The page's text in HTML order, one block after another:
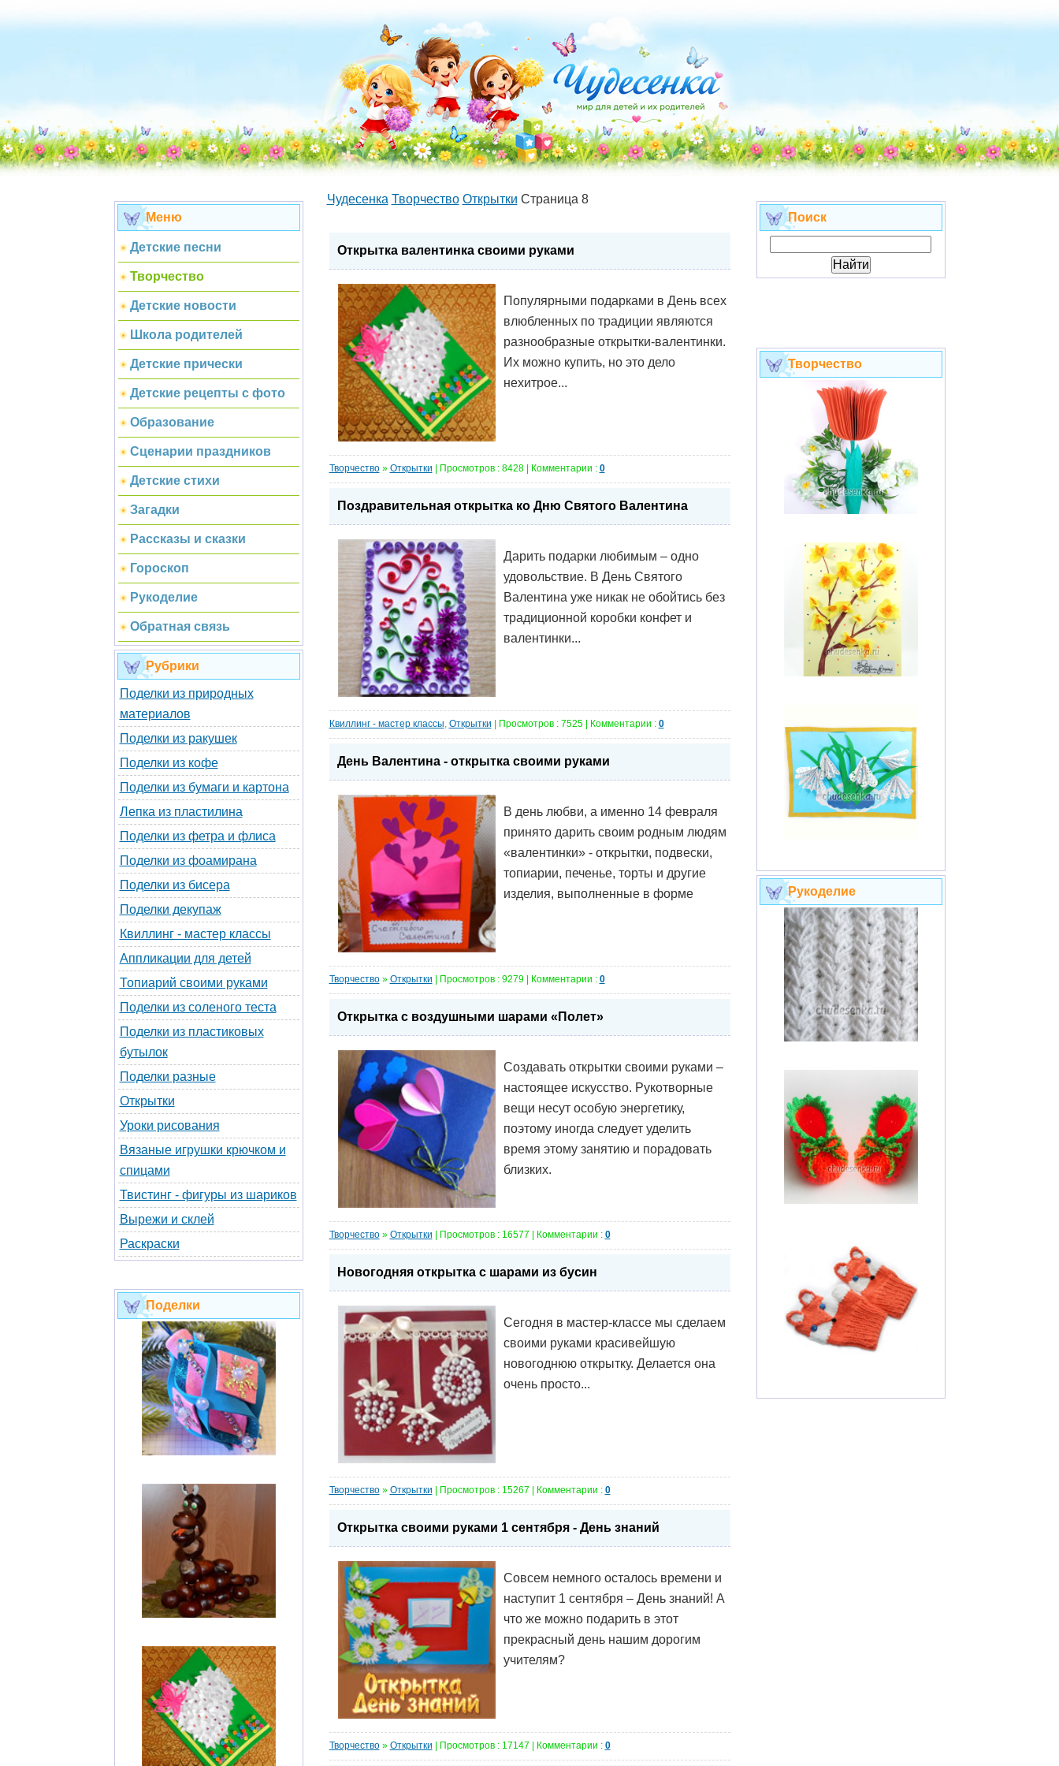
Меню
Детские песни
Творчество
Детские новости
Школа родителей
Детские прически
Детские рецепты с фото
Образование
Сценарии праздников
Детские стихи
Загадки
Рассказы и сказки
Гороскоп
Рукоделие
Обратная связь
Рубрики
Поделки из природных
материалов
Поделки из ракушек
Поделки из кофе
Поделки из бумаги и картона
Лепка из пластилина
Поделки из фетра и флиса
Поделки из фоамирана
Поделки из бисера
Поделки декупаж
Квиллинг - мастер классы
Аппликации для детей
Топиарий своими руками
Поделки из соленого теста
Поделки из пластиковых
бутылок
Поделки разные
Открытки
Уроки рисования
Вязаные игрушки крючком и
спицами
Твистинг - фигуры из шариков
Вырежи и склей
Раскраски
Поделки
Чудесенка Творчество Открытки Страница 8
Открытка валентинка своими руками
Популярными подарками в День всех
влюбленных по традиции являются
разнообразные открытки-валентинки.
Их можно купить, но это дело
нехитрое...
Творчество» Открытки | Просмотров : 8428 | Комментарии : 0
Поздравительная открытка ко Дню Святого Валентина
Дарить подарки любимым – одно
удовольствие. В День Святого
Валентина уже никак не обойтись без
традиционной коробки конфет и
валентинки...
Квиллинг - мастер классы, Открытки | Просмотров : 7525 | Комментарии : 0
День Валентина - открытка своими руками
В день любви, а именно 14 февраля
принято дарить своим родным людям
«валентинки» - открытки, подвески,
топиарии, печенье, торты и другие
изделия, выполненные в форме
Творчество» Открытки | Просмотров : 9279 | Комментарии : 0
Открытка с воздушными шарами «Полет»
Создавать открытки своими руками –
настоящее искусство. Рукотворные
вещи несут особую энергетику,
поэтому иногда следует уделить
время этому занятию и порадовать
близких.
Творчество» Открытки | Просмотров : 16577 | Комментарии : 0
Новогодняя открытка с шарами из бусин
Сегодня в мастер-классе мы сделаем
своими руками красивейшую
новогоднюю открытку. Делается она
очень просто...
Творчество» Открытки | Просмотров : 15267 | Комментарии : 0
Открытка своими руками 1 сентября - День знаний
Совсем немного осталось времени и
наступит 1 сентября – День знаний! А
что же можно подарить в этот
прекрасный день нашим дорогим
учителям?
Творчество» Открытки | Просмотров : 17147 | Комментарии : 0
Поиск
Творчество
Рукоделие